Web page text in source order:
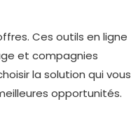
Ces outils en ligne
et compagnies
la solution qui vous
opportunités.